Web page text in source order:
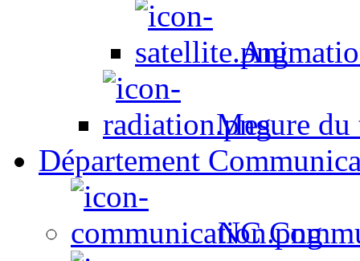
Mesure du
Département
NC